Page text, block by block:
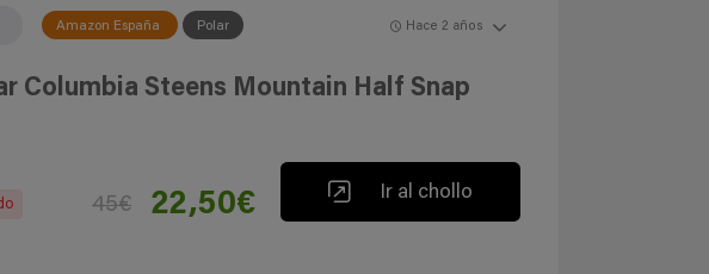
Amazon España Polar Hace 2 años
Columbia Steens Mountain Half Snap
45€ 22,50€ Ir al chollo